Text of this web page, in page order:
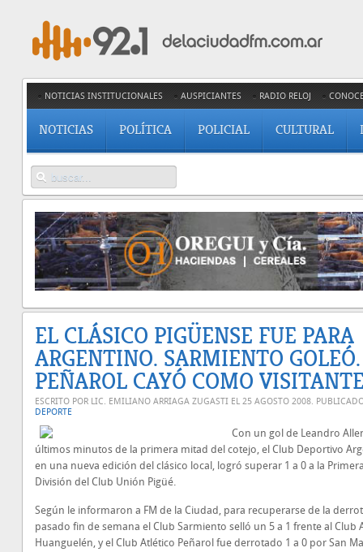
NOTICIAS INSTITUCIONALES AUSPICIANTES RADIO RELOJ
NOTICIAS POLÍTICA POLICIAL CULTURAL
EL CLÁSICO PIGÜENSE FUE PARA
ARGENTINO. SARMIENTO GOLEÓ.
PEÑAROL CAYÓ COMO
ESCRITO POR LIC. EMILIANO ARRIAGA ZUGASTI EL 25 AGOSTO 2008.
DEPORTE
Con un gol de Leandro
últimos minutos de la primera mitad del cotejo, el Club Deportivo
en una nueva edición del clásico local, logró superar 1 a 0 a la
División del Club Unión Pigüé.
Según le informaron a FM de la Ciudad, para recuperarse de la
pasado fin de semana el Club Sarmiento selló un 5 a 1 frente al Club
Huanguelén, y el Club Atlético Peñarol fue derrotado 1 a 0 por San